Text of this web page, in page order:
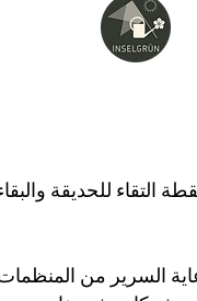
الحضرية للجميع والجميع. منذ عام 2012 نقطة التقاء
السرير من